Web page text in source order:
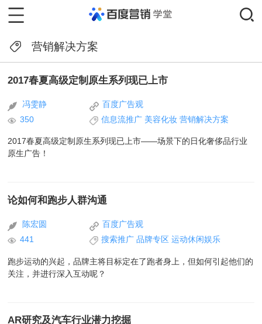
营销解决方案
2017春夏高级定制原生系列现已上市
冯雯静
百度广告观
350
信息流推广 美容化妆 营销解决方案
2017春夏高级定制原生系列现已上市——场景下的日化奢侈品行业
原生广告！
论如何和跑步人群沟通
陈宏圆
百度广告观
441
搜索推广 品牌专区 运动休闲娱乐
跑步运动的兴起，品牌主将目标定在了跑者身上，但如何引起他们的
关注，并进行深入互动呢？
AR研究及汽车行业潜力挖掘